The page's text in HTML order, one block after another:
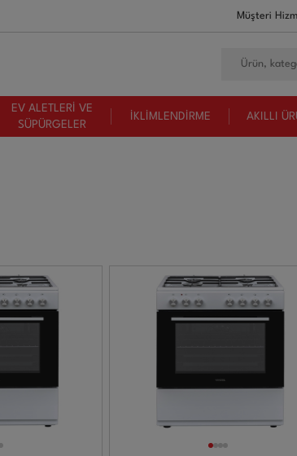
Müşteri
EV ALETLERİ VE
SÜPÜRGELER
İKLİMLENDİRME AKILLI